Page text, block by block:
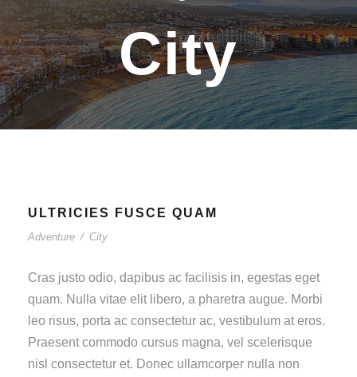
City
ULTRICIES FUSCE QUAM
Adventure / City
Cras justo odio, dapibus ac facilisis in, egestas eget
quam. Nulla vitae elit libero, a pharetra augue. Morbi
leo risus, porta ac consectetur ac, vestibulum at eros.
Praesent commodo cursus magna, vel scelerisque
nisl consectetur et. Donec ullamcorper nulla non